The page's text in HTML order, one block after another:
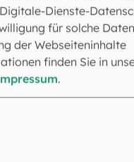
/ SimonSkafar
Dienste-
für solche
der Webseiteninhalte
finden Sie in
.